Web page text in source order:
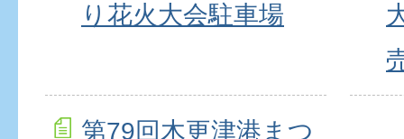
り花火大会駐車場
第79回木更津港まつ